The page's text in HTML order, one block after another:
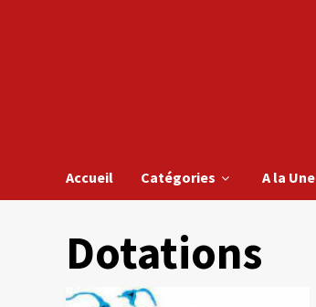
Accueil Catégories A la Une
Dotations